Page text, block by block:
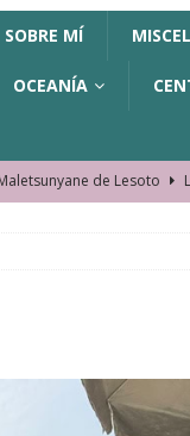
SOBRE MÍ
OCEANÍA
de Lesoto
avioneta de la playa
de manera sostenible